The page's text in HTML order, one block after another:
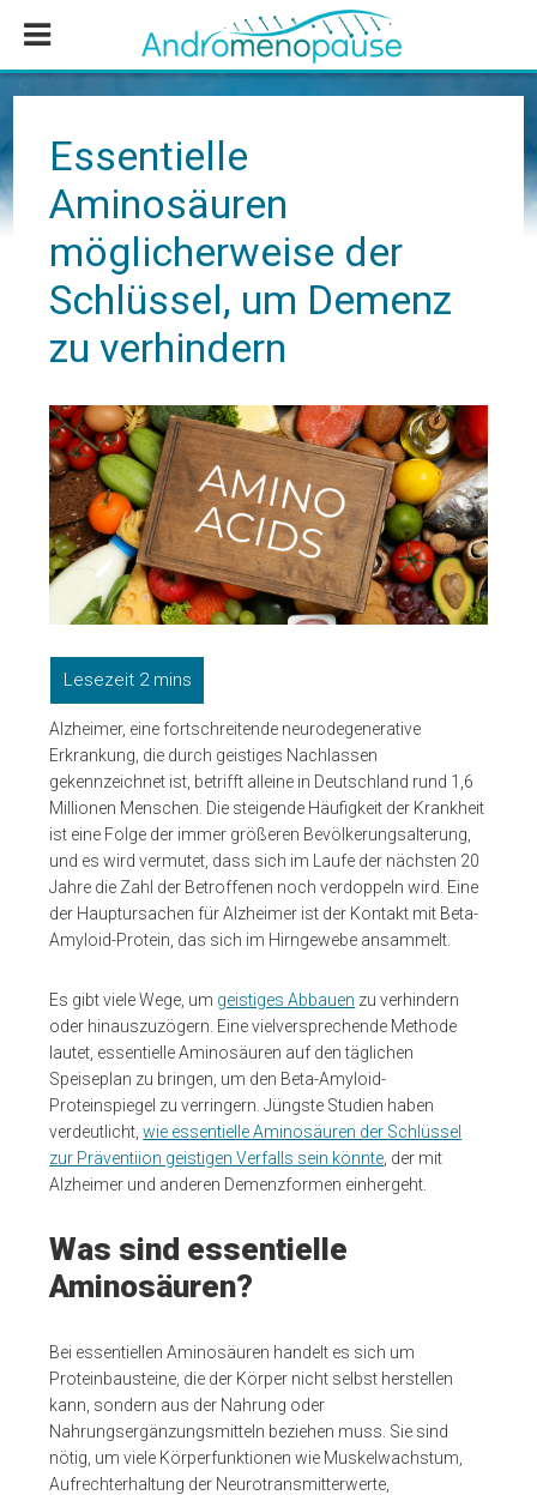
Inhalt
springen
Seitenspalte
springen
Fußzeile
springen
Essentielle
Aminosäuren
möglicherweise der
Schlüssel, um Demenz
zu verhindern
Alzheimer, eine fortschreitende neurodegenerative
Erkrankung, die durch geistiges Nachlassen
gekennzeichnet ist, betrifft alleine in Deutschland rund 1,6
Millionen Menschen. Die steigende Häufigkeit der Krankheit
ist eine Folge der immer größeren Bevölkerungsalterung,
und es wird vermutet, dass sich im Laufe der nächsten 20
Jahre die Zahl der Betroffenen noch verdoppeln wird. Eine
der Hauptursachen für Alzheimer ist der Kontakt mit Beta-
Amyloid-Protein, das sich im Hirngewebe ansammelt.
Es gibt viele Wege, um geistiges Abbauen zu verhindern
oder hinauszuzögern. Eine vielversprechende Methode
lautet, essentielle Aminosäuren auf den täglichen
Speiseplan zu bringen, um den Beta-Amyloid-
Proteinspiegel zu verringern. Jüngste Studien haben
verdeutlicht,wie essentielle Aminosäuren der Schlüssel
zur Präventiion geistigen Verfalls sein könnte , der mit
Alzheimer und anderen Demenzformen einhergeht.
Was sind essentielle
Aminosäuren?
Bei essentiellen Aminosäuren handelt es sich um
Proteinbausteine, die der Körper nicht selbst herstellen
kann, sondern aus der Nahrung oder
Nahrungsergänzungsmitteln beziehen muss. Sie sind
nötig, um viele Körperfunktionen wie Muskelwachstum,
Aufrechterhaltung der Neurotransmitterwerte,